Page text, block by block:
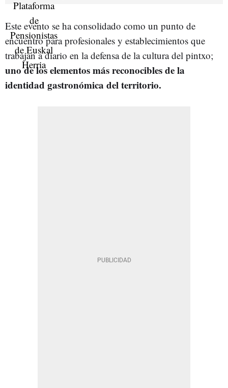
Este evento se ha consolidado como un punto de
encuentro para profesionales y establecimientos que
trabajan a diario en la defensa de la cultura del pintxo;
uno de los elementos más reconocibles de la
identidad gastronómica del territorio.